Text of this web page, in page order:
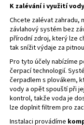
K zalévání i využití
Chcete zalévat
závlahový systém bez
přírodní zdroj, který lze
tak snížit výdaje za
Pro tyto účely nabízíme
čerpací technologií.
čerpadlem s plovákem,
vody a opět spouští při
kontrol, takže voda je
lze doplnit filtrem pro
Instalaci provádíme
o
p
o
t
ř
e
b
u
j
e